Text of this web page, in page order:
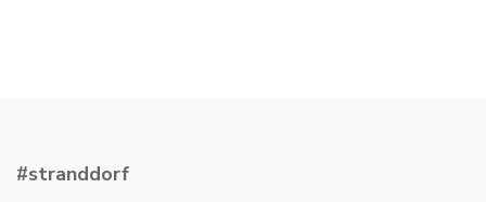
#stranddorf